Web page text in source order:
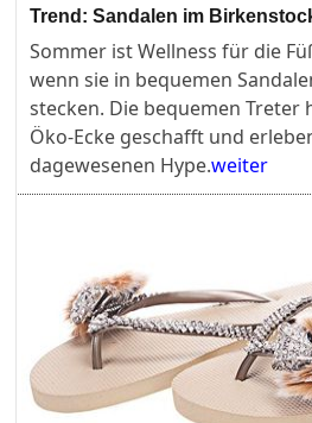
Trend: Sandalen im
Sommer ist Wellness für die
wenn sie in bequemen
stecken. Die bequemen Treter
Öko-Ecke geschafft und
dagewesenen Hype.weiter